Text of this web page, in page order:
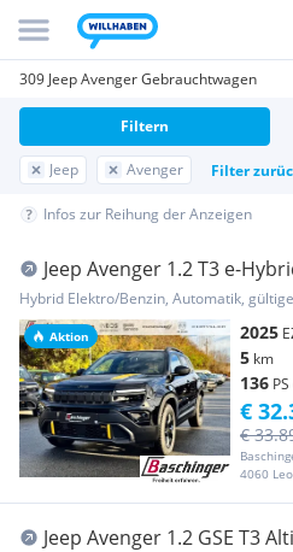
309 Jeep Avenger Gebrauchtwagen
Jeep Avenger Filter
Filtern
Infos zur Reihung der Anzeigen
Aktion
Jeep Avenger 1.2 T3 e-
Face e-DCT6
Hybrid Elektro/Benzin, Automatik,
2025
5 km
136
4060
€
€
Jeep Avenger 1.2 GSE T3